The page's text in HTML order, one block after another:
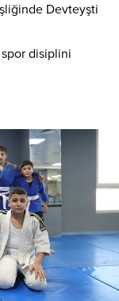
Devteyşti
disiplini